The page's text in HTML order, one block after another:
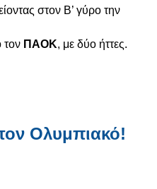
στον Β’ γύρο την
τον ΠΑΟΚ, με δύο ήττες.
Ολυμπιακό!